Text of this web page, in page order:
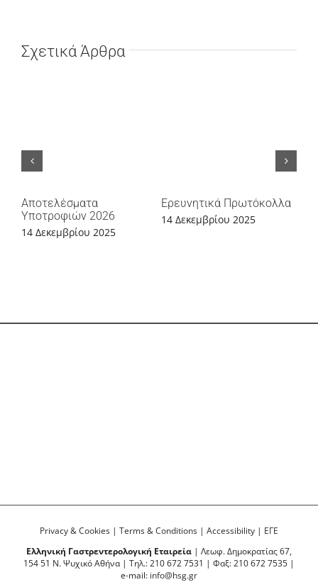
Σχετικά Άρθρα
Αποτελέσματα
Υποτροφιών 2026
14 Δεκεμβρίου 2025
Ερευνητικά Πρωτόκολλα
14 Δεκεμβρίου 2025
Privacy & Cookies | Terms & Conditions | Accessibility | ΕΓΕ
Ελληνική Γαστρεντερολογική Εταιρεία | Λεωφ. Δημοκρατίας 67,
154 51 Ν. Ψυχικό Αθήνα | Τηλ.: 210 672 7531 | Φαξ: 210 672 7535 |
e-mail: info@hsg.gr